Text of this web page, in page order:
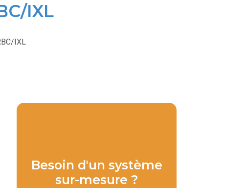
IXL
IXL
Besoin d'un système
sur-mesure ?